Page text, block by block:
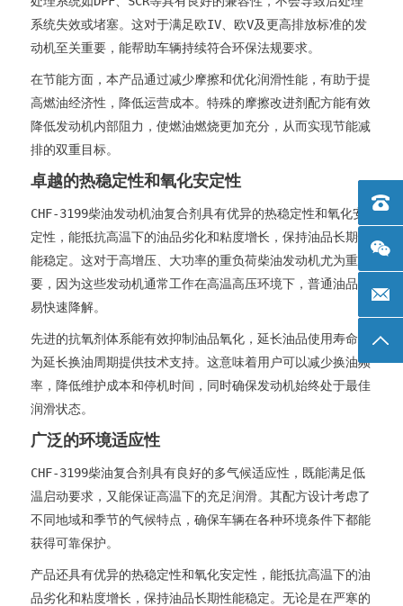
系统失效或堵塞。这对于满足欧IV、欧V及更高排放标准的发
动机至关重要，能帮助车辆持续符合环保法规要求。
在节能方面，本产品通过减少摩擦和优化润滑性能，有助于提
高燃油经济性，降低运营成本。特殊的摩擦改进剂配方能有效
降低发动机内部阻力，使燃油燃烧更加充分，从而实现节能减
排的双重目标。
卓越的热稳定性和氧化安定性
CHF-3199柴油发动机油复合剂具有优异的热稳定性和氧化安
定性，能抵抗高温下的油品劣化和粘度增长，保持油品长期性
能稳定。这对于高增压、大功率的重负荷柴油发动机尤为重
要，因为这些发动机通常工作在高温高压环境下，普通油品容
易快速降解。
先进的抗氧剂体系能有效抑制油品氧化，延长油品使用寿命，
为延长换油周期提供技术支持。这意味着用户可以减少换油频
率，降低维护成本和停机时间，同时确保发动机始终处于最佳
润滑状态。
广泛的环境适应性
CHF-3199柴油复合剂具有良好的多气候适应性，既能满足低
温启动要求，又能保证高温下的充足润滑。其配方设计考虑了
不同地域和季节的气候特点，确保车辆在各种环境条件下都能
获得可靠保护。
产品还具有优异的热稳定性和氧化安定性，能抵抗高温下的油
品劣化和粘度增长，保持油品长期性能稳定。无论是在严寒的
电话
邮箱
返回